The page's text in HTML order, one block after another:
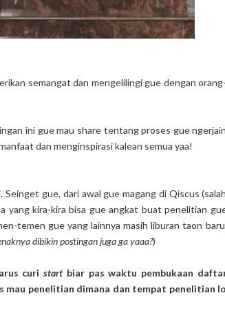
semangat dan mengelilingi gue dengan orang-
ini gue mau share tentang proses gue ngerjain
dan menginspirasi kalean semua yaa!
gue, dari awal gue magang di Qiscus (salah
yang kira-kira bisa gue angkat buat penelitian
temen gue yang lainnya masih liburan taon
dibikin postingan juga ga yaaa?)
curistart biar pas waktu pembukaan
mau penelitian dimana dan tempat penelitian lo